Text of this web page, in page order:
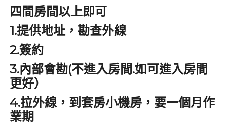
四間房間以上即可
1.提供地址，勘查外線
2.簽約
3.內部會勘(不進入房間.如可進入房間
更好）
4.拉外線，到套房小機房，要一個月作
業期